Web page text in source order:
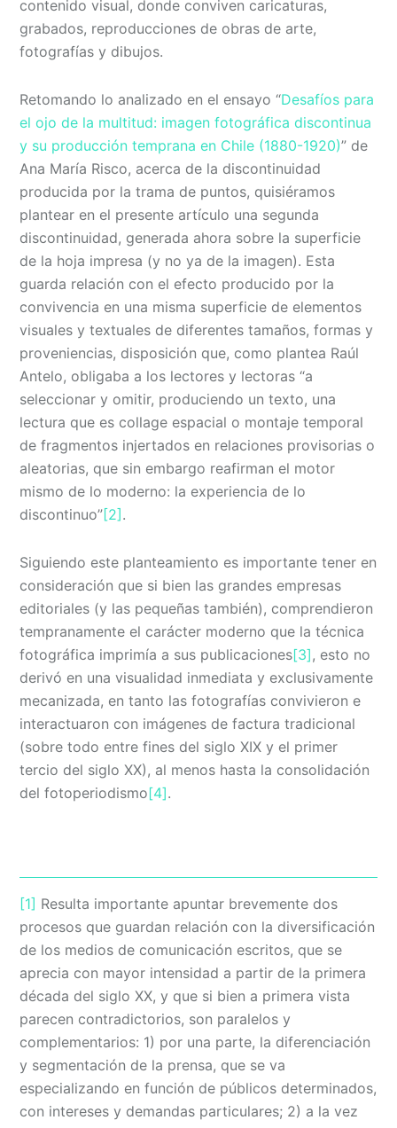
contenido visual, donde conviven caricaturas,
grabados, reproducciones de obras de arte,
fotografías y dibujos.
Retomando lo analizado en el ensayo “Desafíos para
el ojo de la multitud: imagen fotográfica discontinua
y su producción temprana en Chile (1880-1920)” de
Ana María Risco, acerca de la discontinuidad
producida por la trama de puntos, quisiéramos
plantear en el presente artículo una segunda
discontinuidad, generada ahora sobre la superficie
de la hoja impresa (y no ya de la imagen). Esta
guarda relación con el efecto producido por la
convivencia en una misma superficie de elementos
visuales y textuales de diferentes tamaños, formas y
proveniencias, disposición que, como plantea Raúl
Antelo, obligaba a los lectores y lectoras “a
seleccionar y omitir, produciendo un texto, una
lectura que es collage espacial o montaje temporal
de fragmentos injertados en relaciones provisorias o
aleatorias, que sin embargo reafirman el motor
mismo de lo moderno: la experiencia de lo
discontinuo”[2].
Siguiendo este planteamiento es importante tener en
consideración que si bien las grandes empresas
editoriales (y las pequeñas también), comprendieron
tempranamente el carácter moderno que la técnica
fotográfica imprimía a sus publicaciones[3] , esto no
derivó en una visualidad inmediata y exclusivamente
mecanizada, en tanto las fotografías convivieron e
interactuaron con imágenes de factura tradicional
(sobre todo entre fines del siglo XIX y el primer
tercio del siglo XX), al menos hasta la consolidación
del fotoperiodismo[4].
[1] Resulta importante apuntar brevemente dos
procesos que guardan relación con la diversificación
de los medios de comunicación escritos, que se
aprecia con mayor intensidad a partir de la primera
década del siglo XX, y que si bien a primera vista
parecen contradictorios, son paralelos y
complementarios: 1) por una parte, la diferenciación
y segmentación de la prensa, que se va
especializando en función de públicos determinados,
con intereses y demandas particulares; 2) a la vez